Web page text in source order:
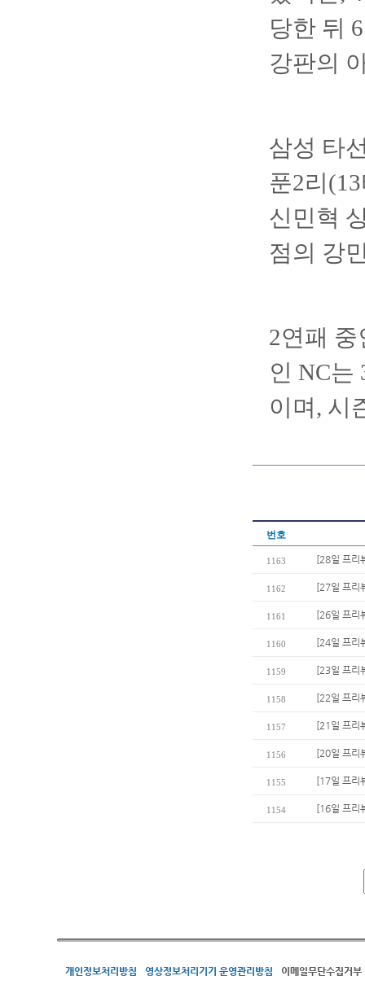
당한 뒤
강판의
삼성 타
푼2리
신민혁
점의 강
2연패 중
인 NC는
이며, 시
번호
1163 [28일 프리
1162 [27일 프리
1161 [26일 프리
1160 [24일 프리
1159 [23일 프리
1158 [22일 프리
1157 [21일 프리
1156 [20일 프리
1155 [17일 프리
1154 [16일 프리
개인정보처리방침 영상정보처리기기 운영관리방침 이메일무단수집거부